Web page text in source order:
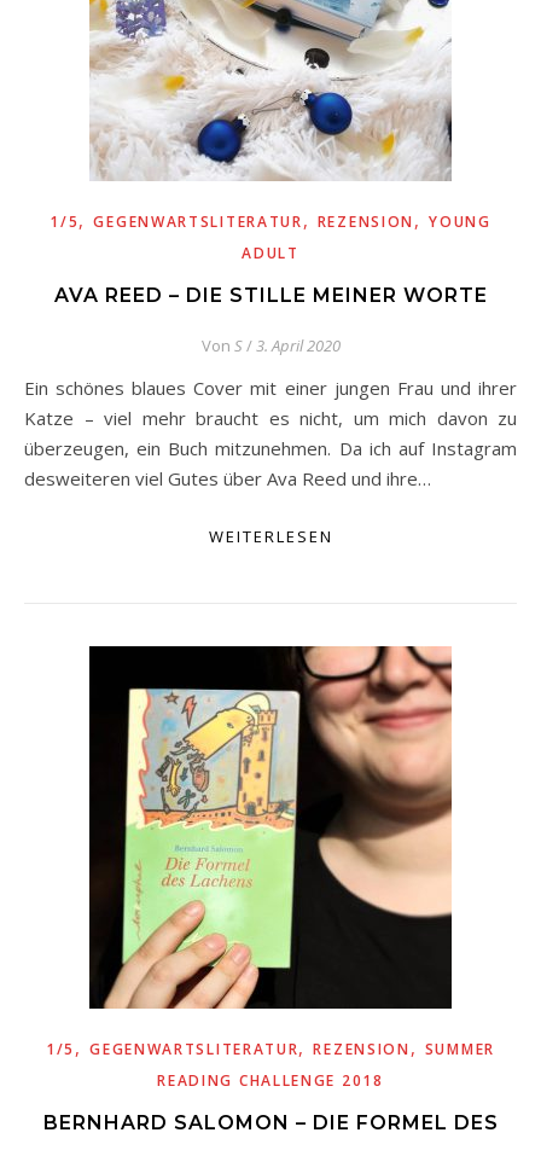
1/5,GEGENWARTSLITERATUR, REZENSION ,YOUNG
ADULT
AVA REED – DIE STILLE MEINER WORTE
Von S/3. April 2020
Ein schönes blaues Cover mit einer jungen Frau und ihrer
Katze – viel mehr braucht es nicht, um mich davon zu
überzeugen, ein Buch mitzunehmen. Da ich auf Instagram
desweiteren viel Gutes über Ava Reed und ihre…
WEITERLESEN
1/5 ,GEGENWARTSLITERATUR,REZENSION , SUMMER
READING CHALLENGE 2018
BERNHARD SALOMON – DIE FORMEL DES